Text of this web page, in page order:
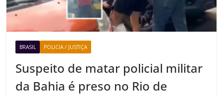
BRASIL POLICIA / JUSTIÇA
Suspeito de matar policial militar
da Bahia é preso no Rio de